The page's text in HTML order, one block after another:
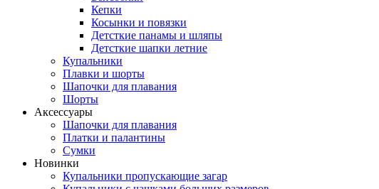
Кепки
Косынки и повязки
Детсткие панамы и шляпы
Детсткие шапки летние
Купальники
Плавки и шорты
Шапочки для плавания
Шорты
Аксессуары
Шапочки для плавания
Платки и палантины
Сумки
Новинки
Купальники пропускающие загар